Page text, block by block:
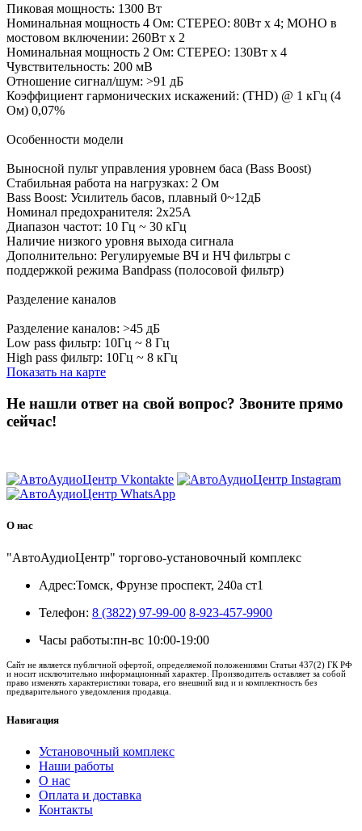
Пиковая мощность: 1300 Вт
Номинальная мощность 4 Ом: СТЕРЕО: 80Вт х 4; MOHO в
мостовом включении: 260Вт х 2
Номинальная мощность 2 Ом: СТЕРЕО: 130Вт х 4
Чувствительность: 200 мВ
Отношение сигнал/шум: >91 дБ
Коэффициент гармонических искажений: (THD) @ 1 кГц (4
Ом) 0,07%
Особенности модели
Выносной пульт управления уровнем баса (Bass Boost)
Стабильная работа на нагрузках: 2 Ом
Bass Boost: Усилитель басов, плавный 0~12дБ
Номинал предохранителя: 2х25А
Диапазон частот: 10 Гц ~ 30 кГц
Наличие низкого уровня выхода сигнала
Дополнительно: Регулируемые ВЧ и НЧ фильтры c
поддержкой режима Bandpass (полосовой фильтр)
Разделение каналов
Разделение каналов: >45 дБ
Low pass фильтр: 10Гц ~ 8 Гц
High pass фильтр: 10Гц ~ 8 кГц
Показать на карте
Не нашли ответ на свой вопрос? Звоните прямо
сейчас!
О нас
"АвтоАудиоЦентр" торгово-установочный комплекс
Адрес:Томск, Фрунзе проспект, 240а ст1
Телефон: 8 (3822) 97-99-00 8-923-457-9900
Часы работы:пн-вс 10:00-19:00
Сайт не является публичной офертой, определяемой положениями Статьи 437(2) ГК РФ
и носит исключительно информационный характер. Производитель оставляет за собой
право изменять характеристики товара, его внешний вид и и комплектность без
предварительного уведомления продавца.
Навигация
Установочный комплекс
Наши работы
О нас
Оплата и доставка
Контакты